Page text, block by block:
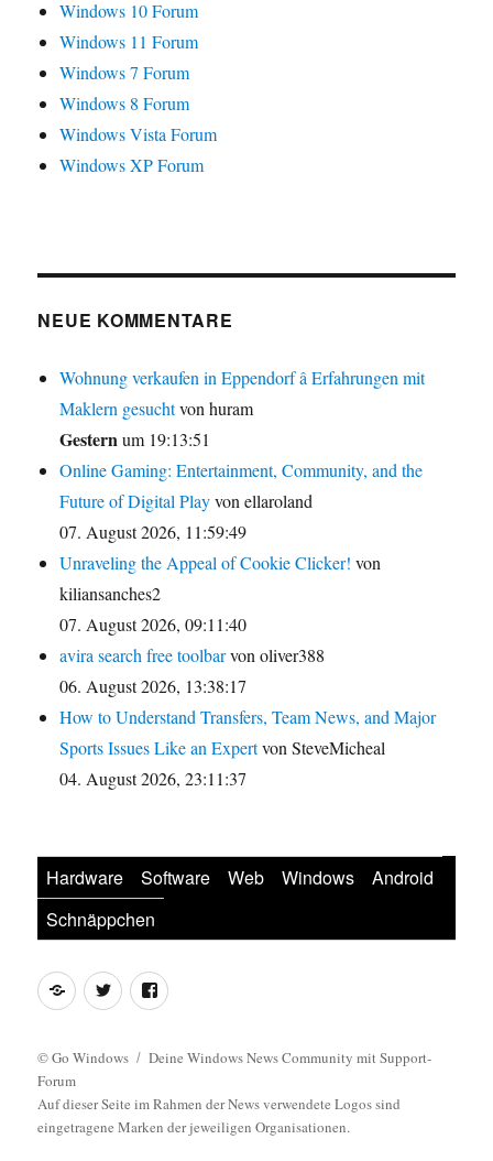
Windows 10 Forum
Windows 11 Forum
Windows 7 Forum
Windows 8 Forum
Windows Vista Forum
Windows XP Forum
NEUE KOMMENTARE
Wohnung verkaufen in Eppendorf â Erfahrungen mit
Maklern gesuchtvon huram
Gesternum 19:13:51
Online Gaming: Entertainment, Community, and the
Future of Digital Playvon ellaroland
07. August 2026, 11:59:49
Unraveling the Appeal of Cookie Clicker! von
kiliansanches2
07. August 2026, 09:11:40
avira search free toolbarvon oliver388
06. August 2026, 13:38:17
How to Understand Transfers, Team News, and Major
Sports Issues Like an Expertvon SteveMicheal
04. August 2026, 23:11:37
Hardware Software Web Windows
Android
Schnäppchen
Feed TwitterFacebook
©Go Windows
Deine Windows News Community mit Support-
Forum
Auf dieser Seite im Rahmen der News verwendete Logos sind
eingetragene Marken der jeweiligen Organisationen.